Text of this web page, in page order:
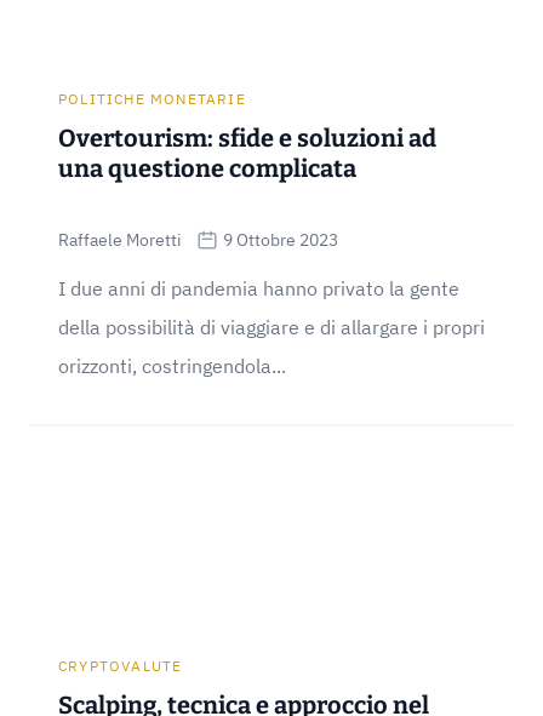
POLITICHE MONETARIE
Overtourism: sfide e soluzioni ad
una questione complicata
Raffaele Moretti 9 Ottobre 2023
I due anni di pandemia hanno privato la gente
della possibilità di viaggiare e di allargare i propri
orizzonti, costringendola...
CRYPTOVALUTE
Scalping, tecnica e approccio nel